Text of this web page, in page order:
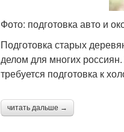
Фото: подготовка авто и
Подготовка старых
делом для многих
требуется подготовка к
читать дальше →